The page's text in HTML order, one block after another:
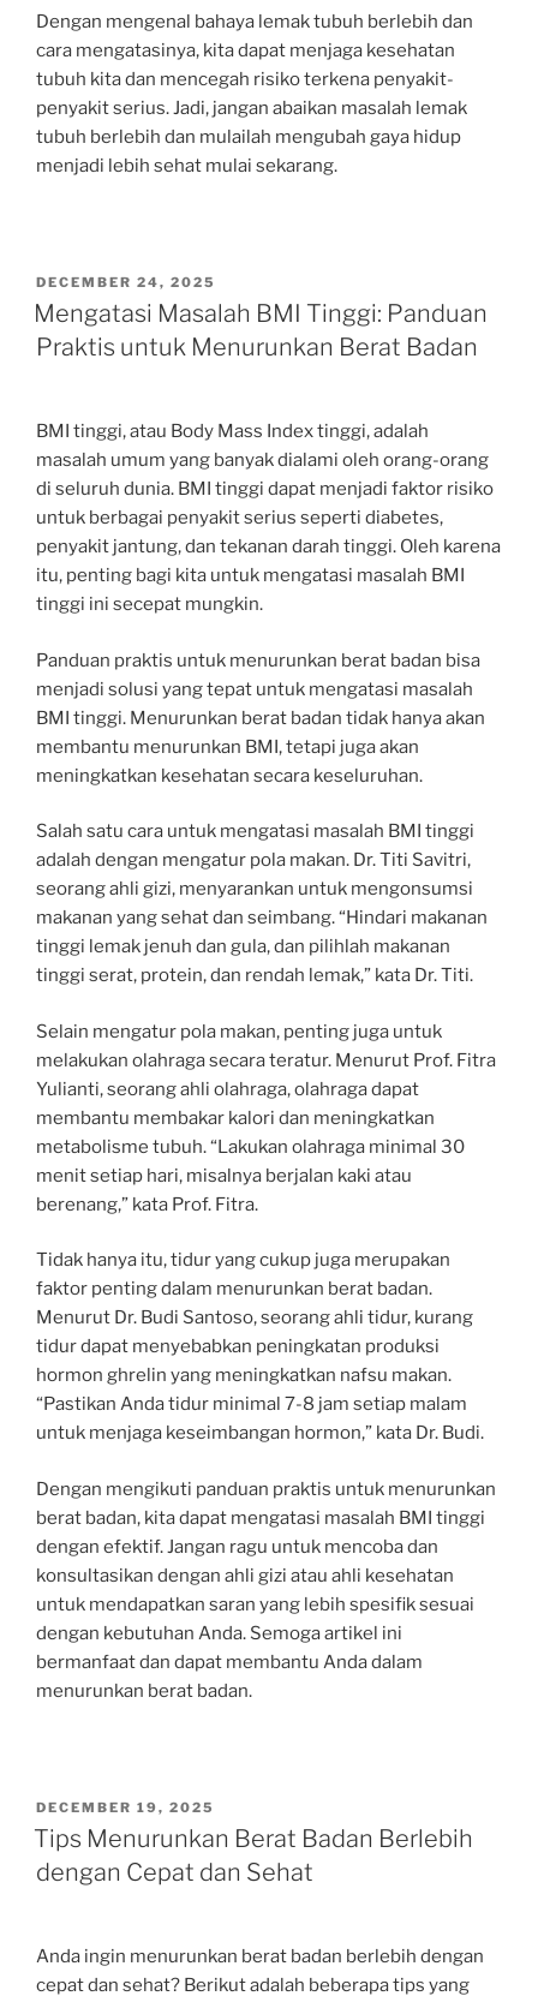
Dengan mengenal bahaya lemak tubuh berlebih dan
cara mengatasinya, kita dapat menjaga kesehatan
tubuh kita dan mencegah risiko terkena penyakit-
penyakit serius. Jadi, jangan abaikan masalah lemak
tubuh berlebih dan mulailah mengubah gaya hidup
menjadi lebih sehat mulai sekarang.
POSTED
ON
DECEMBER 24, 2025
Mengatasi Masalah BMI Tinggi: Panduan
Praktis untuk Menurunkan Berat Badan
BMI tinggi, atau Body Mass Index tinggi, adalah
masalah umum yang banyak dialami oleh orang-orang
di seluruh dunia. BMI tinggi dapat menjadi faktor risiko
untuk berbagai penyakit serius seperti diabetes,
penyakit jantung, dan tekanan darah tinggi. Oleh karena
itu, penting bagi kita untuk mengatasi masalah BMI
tinggi ini secepat mungkin.
Panduan praktis untuk menurunkan berat badan bisa
menjadi solusi yang tepat untuk mengatasi masalah
BMI tinggi. Menurunkan berat badan tidak hanya akan
membantu menurunkan BMI, tetapi juga akan
meningkatkan kesehatan secara keseluruhan.
Salah satu cara untuk mengatasi masalah BMI tinggi
adalah dengan mengatur pola makan. Dr. Titi Savitri,
seorang ahli gizi, menyarankan untuk mengonsumsi
makanan yang sehat dan seimbang. “Hindari makanan
tinggi lemak jenuh dan gula, dan pilihlah makanan
tinggi serat, protein, dan rendah lemak,” kata Dr. Titi.
Selain mengatur pola makan, penting juga untuk
melakukan olahraga secara teratur. Menurut Prof. Fitra
Yulianti, seorang ahli olahraga, olahraga dapat
membantu membakar kalori dan meningkatkan
metabolisme tubuh. “Lakukan olahraga minimal 30
menit setiap hari, misalnya berjalan kaki atau
berenang,” kata Prof. Fitra.
Tidak hanya itu, tidur yang cukup juga merupakan
faktor penting dalam menurunkan berat badan.
Menurut Dr. Budi Santoso, seorang ahli tidur, kurang
tidur dapat menyebabkan peningkatan produksi
hormon ghrelin yang meningkatkan nafsu makan.
“Pastikan Anda tidur minimal 7-8 jam setiap malam
untuk menjaga keseimbangan hormon,” kata Dr. Budi.
Dengan mengikuti panduan praktis untuk menurunkan
berat badan, kita dapat mengatasi masalah BMI tinggi
dengan efektif. Jangan ragu untuk mencoba dan
konsultasikan dengan ahli gizi atau ahli kesehatan
untuk mendapatkan saran yang lebih spesifik sesuai
dengan kebutuhan Anda. Semoga artikel ini
bermanfaat dan dapat membantu Anda dalam
menurunkan berat badan.
POSTED
ON
DECEMBER 19, 2025
Tips Menurunkan Berat Badan Berlebih
dengan Cepat dan Sehat
Anda ingin menurunkan berat badan berlebih dengan
cepat dan sehat? Berikut adalah beberapa tips yang